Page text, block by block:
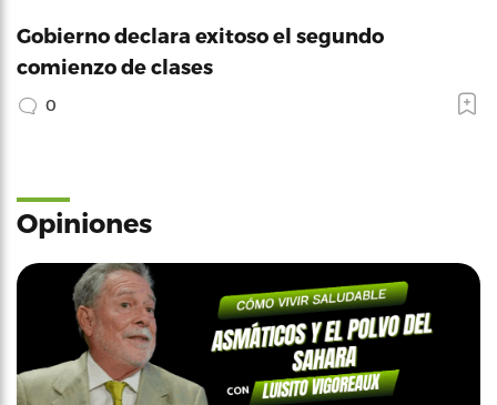
Gobierno declara exitoso el segundo
comienzo de clases
0
Opiniones